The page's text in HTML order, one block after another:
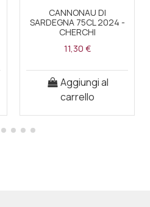
CANNONAU DI
SARDEGNA 75CL 2024 -
CHERCHI
11,30 €
Aggiungi al
carrello